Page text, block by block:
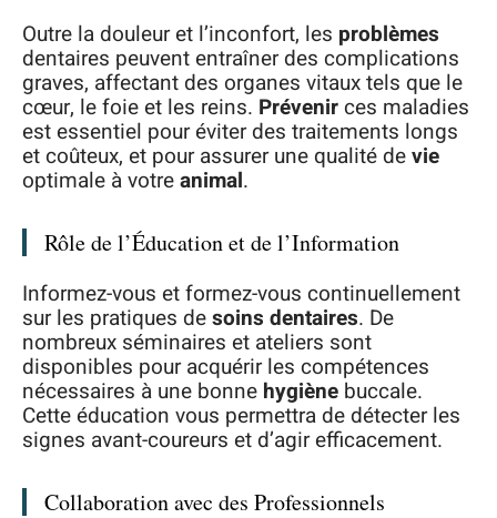
Outre la douleur et l’inconfort, les problèmes
dentaires peuvent entraîner des complications
graves, affectant des organes vitaux tels que le
cœur, le foie et les reins. Prévenirces maladies
est essentiel pour éviter des traitements longs
et coûteux, et pour assurer une qualité devie
optimale à votreanimal.
Rôle de l’Éducation et de l’Information
Informez-vous et formez-vous continuellement
sur les pratiques desoins dentaires. De
nombreux séminaires et ateliers sont
disponibles pour acquérir les compétences
nécessaires à une bonne hygiène buccale.
Cette éducation vous permettra de détecter les
signes avant-coureurs et d’agir efficacement.
Collaboration avec des Professionnels